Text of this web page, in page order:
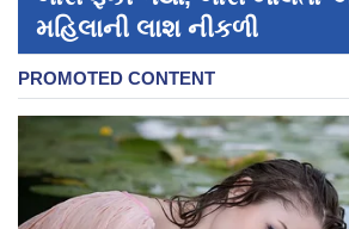
મહિલાની લાશ નીકળી